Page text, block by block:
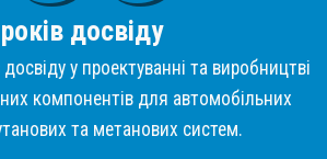
років досвіду
у проектуванні та виробництві
компонентів для автомобільних
та метанових систем.